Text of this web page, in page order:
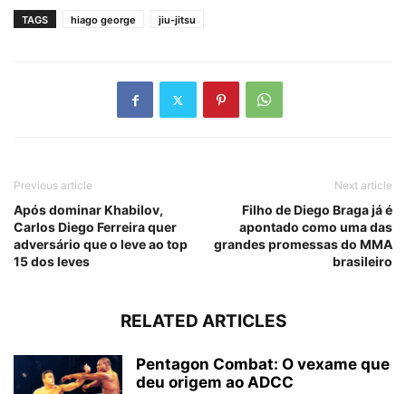
TAGS hiago george jiu-jitsu
Previous article
Após dominar Khabilov,
Carlos Diego Ferreira quer
adversário que o leve ao top
15 dos leves
Next article
Filho de Diego Braga já é
apontado como uma das
grandes promessas do MMA
brasileiro
RELATED ARTICLES
Pentagon Combat: O vexame que
deu origem ao ADCC